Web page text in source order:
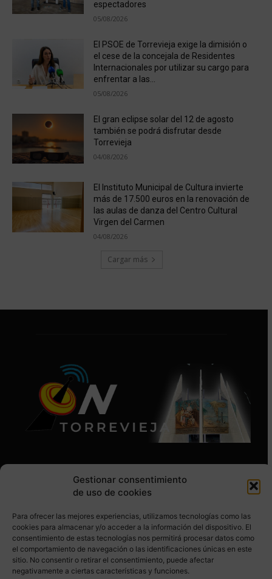
Gestionar consentimiento
de uso de cookies
Para ofrecer las mejores experiencias, utilizamos tecnologías como las
cookies para almacenar y/o acceder a la información del dispositivo. El
consentimiento de estas tecnologías nos permitirá procesar datos como
el comportamiento de navegación o las identificaciones únicas en este
sitio. No consentir o retirar el consentimiento, puede afectar
negativamente a ciertas características y funciones.
espectadores
05/08/2026
El PSOE de Torrevieja exige la dimisión o
el cese de la concejala de Residentes
Internacionales por utilizar su cargo para
enfrentar a las...
05/08/2026
El gran eclipse solar del 12 de agosto
también se podrá disfrutar desde
Torrevieja
04/08/2026
El Instituto Municipal de Cultura invierte
más de 17.500 euros en la renovación de
las aulas de danza del Centro Cultural
Virgen del Carmen
04/08/2026
Cargar más
SÍGUENOS EN REDES SOCIALES